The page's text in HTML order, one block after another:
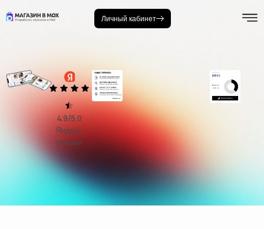
Личный кабинет
4.9/5.0
Яндекс
отзывы